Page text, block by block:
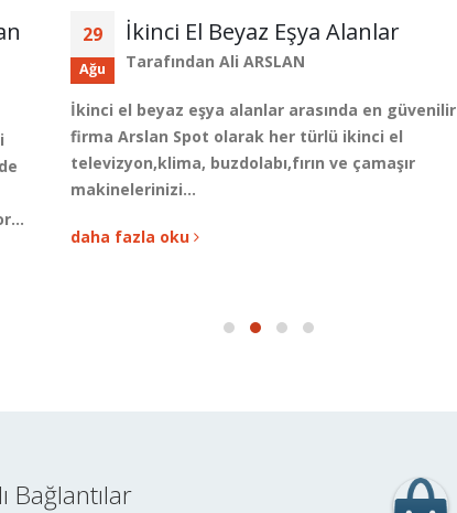
29
Ağu
İkinci El Beyaz Eşya Alanlar
Tarafından Ali ARSLAN
İkinci el beyaz eşya alanlar arasında en güvenilir
firma Arslan Spot olarak her türlü ikinci el
televizyon,klima, buzdolabı,fırın ve çamaşır
makinelerinizi…
daha fazla oku
Bağlantılar